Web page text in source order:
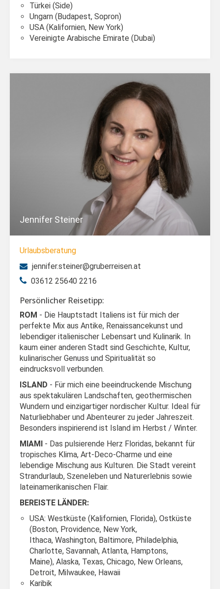
Türkei (Side)
Ungarn (Budapest, Sopron)
USA (Kalifornien, New York)
Vereinigte Arabische Emirate (Dubai)
Jennifer Steiner
Urlaubsberatung
jennifer.steiner@gruberreisen.at
03612 25640 2216
Persönlicher Reisetipp:
ROM - Die Hauptstadt Italiens ist für mich der
perfekte Mix aus Antike, Renaissancekunst und
lebendiger italienischer Lebensart und Kulinarik. In
kaum einer anderen Stadt sind Geschichte, Kultur,
kulinarischer Genuss und Spiritualität so
eindrucksvoll verbunden.
ISLAND - Für mich eine beeindruckende Mischung
aus spektakulären Landschaften, geothermischen
Wundern und einzigartiger nordischer Kultur. Ideal für
Naturliebhaber und Abenteurer zu jeder Jahreszeit.
Besonders inspirierend ist Island im Herbst / Winter.
MIAMI - Das pulsierende Herz Floridas, bekannt für
tropisches Klima, Art-Deco-Charme und eine
lebendige Mischung aus Kulturen. Die Stadt vereint
Strandurlaub, Szeneleben und Naturerlebnis sowie
lateinamerikanischen Flair.
BEREISTE LÄNDER:
USA: Westküste (Kalifornien, Florida), Ostküste
(Boston, Providence, New York,
Ithaca, Washington, Baltimore, Philadelphia,
Charlotte, Savannah, Atlanta, Hamptons,
Maine), Alaska, Texas, Chicago, New Orleans,
Detroit, Milwaukee, Hawaii
Karibik